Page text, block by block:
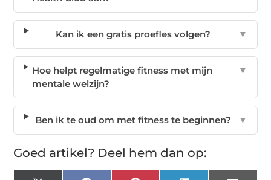
Kan ik een gratis proefles volgen? ▼
Hoe helpt regelmatige fitness met mijn
mentale welzijn?
▼
Ben ik te oud om met fitness te beginnen? ▼
Goed artikel? Deel hem dan op: